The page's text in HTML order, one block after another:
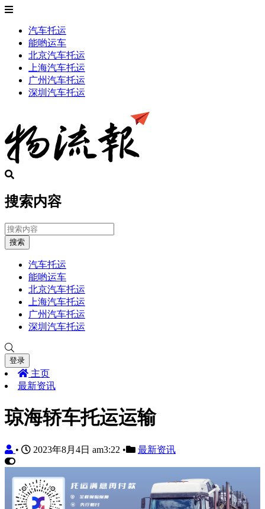
汽车托运
能哟运车
北京汽车托运
上海汽车托运
广州汽车托运
深圳汽车托运
搜索内容
搜索
汽车托运
能哟运车
北京汽车托运
上海汽车托运
广州汽车托运
深圳汽车托运
登录
主页
最新资讯
琼海轿车托运运输
• 2023年8月4日 am3:22 • 最新资讯